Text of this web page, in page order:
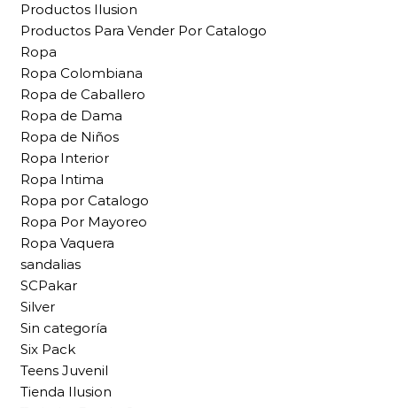
Productos Ilusion
Productos Para Vender Por Catalogo
Ropa
Ropa Colombiana
Ropa de Caballero
Ropa de Dama
Ropa de Niños
Ropa Interior
Ropa Intima
Ropa por Catalogo
Ropa Por Mayoreo
Ropa Vaquera
sandalias
SCPakar
Silver
Sin categoría
Six Pack
Teens Juvenil
Tienda Ilusion